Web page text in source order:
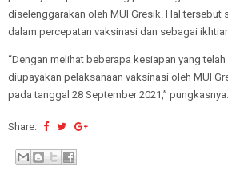
diselenggarakan oleh MUI Gresik. Hal tersebut
dalam percepatan vaksinasi dan sebagai
“Dengan melihat beberapa kesiapan yang
diupayakan pelaksanaan vaksinasi oleh MUI
pada tanggal 28 September 2021,”
Share: